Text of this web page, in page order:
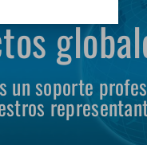
un soporte